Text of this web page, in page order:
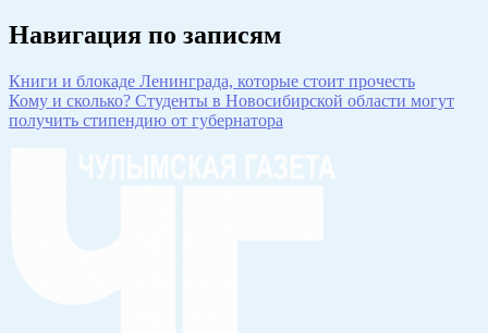
Навигация по записям
Книги и блокаде Ленинграда, которые стоит прочесть
Кому и сколько? Студенты в Новосибирской области могут
получить стипендию от губернатора